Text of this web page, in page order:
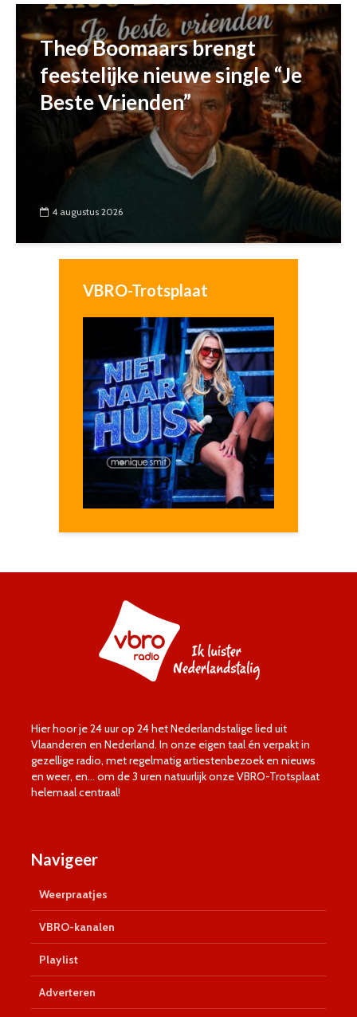
Theo Boomaars brengt
feestelijke nieuwe single “Je
Beste Vrienden”
4 augustus 2026
VBRO-Trotsplaat
Hier hoor je 24 uur op 24 het Nederlandstalige lied uit
Vlaanderen en Nederland. In onze eigen taal én verpakt in
gezellige radio, met regelmatig artiestenbezoek en nieuws
en weer, en… om de 3 uren natuurlijk onze VBRO-Trotsplaat
helemaal centraal!
Navigeer
Weerpraatjes
VBRO-kanalen
Playlist
Adverteren